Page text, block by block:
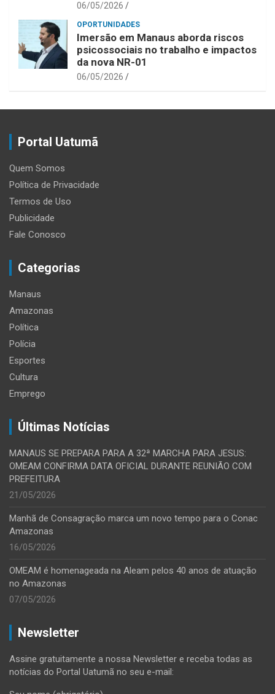
06/05/2026
OPORTUNIDADES
Imersão em Manaus aborda riscos
psicossociais no trabalho e impactos
da nova NR-01
06/05/2026
Portal Uatumã
Quem Somos
Política de Privacidade
Termos de Uso
Publicidade
Fale Conosco
Categorias
Manaus
Amazonas
Política
Polícia
Esportes
Cultura
Emprego
Últimas Notícias
MANAUS SE PREPARA PARA A 32ª MARCHA PARA JESUS:
OMEAM CONFIRMA DATA OFICIAL DURANTE REUNIÃO COM
PREFEITURA
21/05/2026
Manhã de Consagração marca um novo tempo para o Conac
Amazonas
16/05/2026
OMEAM é homenageada na Aleam pelos 40 anos de atuação
no Amazonas
07/05/2026
Newsletter
Assine gratuitamente a nossa Newsletter e receba todas as
notícias do Portal Uatumã no seu e-mail: